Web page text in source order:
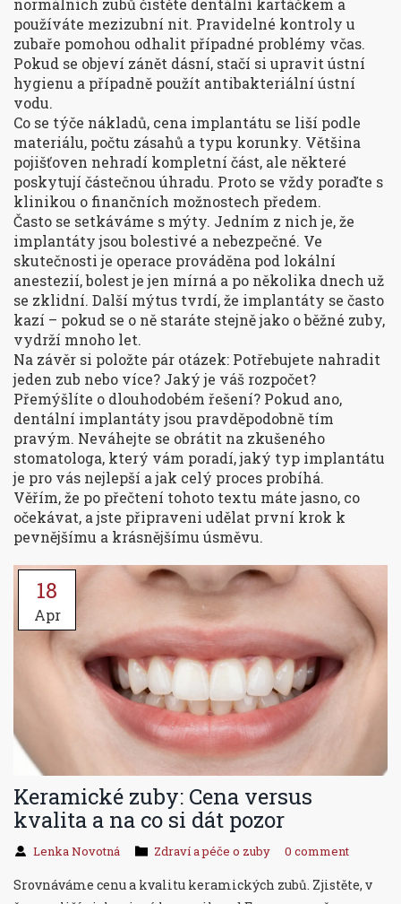
normálních zubů čistěte dentální kartáčkem a
používáte mezizubní nit. Pravidelné kontroly u
zubaře pomohou odhalit případné problémy včas.
Pokud se objeví zánět dásní, stačí si upravit ústní
hygienu a případně použít antibakteriální ústní
vodu.
Co se týče nákladů, cena implantátu se liší podle
materiálu, počtu zásahů a typu korunky. Většina
pojišťoven nehradí kompletní část, ale některé
poskytují částečnou úhradu. Proto se vždy poraďte s
klinikou o finančních možnostech předem.
Často se setkáváme s mýty. Jedním z nich je, že
implantáty jsou bolestivé a nebezpečné. Ve
skutečnosti je operace prováděna pod lokální
anestezií, bolest je jen mírná a po několika dnech už
se zklidní. Další mýtus tvrdí, že implantáty se často
kazí – pokud se o ně staráte stejně jako o běžné zuby,
vydrží mnoho let.
Na závěr si položte pár otázek: Potřebujete nahradit
jeden zub nebo více? Jaký je váš rozpočet?
Přemýšlíte o dlouhodobém řešení? Pokud ano,
dentální implantáty jsou pravděpodobně tím
pravým. Neváhejte se obrátit na zkušeného
stomatologa, který vám poradí, jaký typ implantátu
je pro vás nejlepší a jak celý proces probíhá.
Věřím, že po přečtení tohoto textu máte jasno, co
očekávat, a jste připraveni udělat první krok k
pevnějšímu a krásnějšímu úsměvu.
18
Apr
Keramické zuby: Cena versus
kvalita a na co si dát pozor
Lenka Novotná Zdraví a péče o zuby 0 comment
Srovnáváme cenu a kvalitu keramických zubů. Zjistěte, v